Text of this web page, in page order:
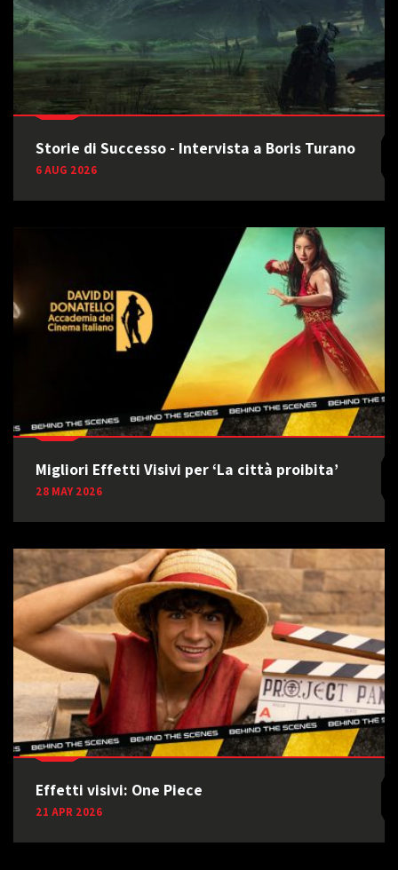
Storie di Successo - Intervista a Boris Turano
6 AUG 2026
Migliori Effetti Visivi per ‘La città proibita’
28 MAY 2026
Effetti visivi: One Piece
21 APR 2026